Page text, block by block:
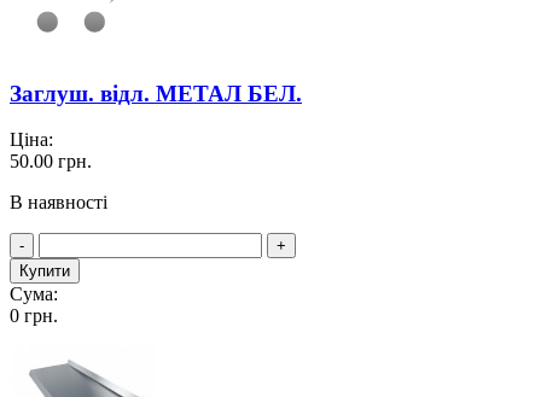
Заглуш. відл. МЕТАЛ БЕЛ.
Ціна:
50.00 грн.
В наявності
-
+
Купити
Сума:
0 грн.